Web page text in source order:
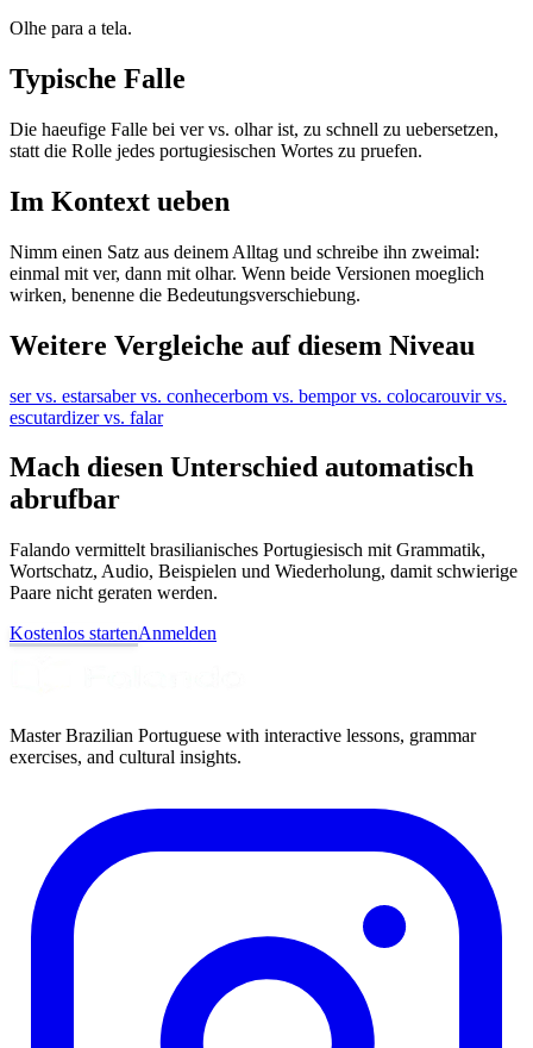
Olhe para a tela.
Typische Falle
Die haeufige Falle bei ver vs. olhar ist, zu schnell zu uebersetzen,
statt die Rolle jedes portugiesischen Wortes zu pruefen.
Im Kontext ueben
Nimm einen Satz aus deinem Alltag und schreibe ihn zweimal:
einmal mit ver, dann mit olhar. Wenn beide Versionen moeglich
wirken, benenne die Bedeutungsverschiebung.
Weitere Vergleiche auf diesem Niveau
ser vs. estarsaber vs. conhecerbom vs. bempor vs. colocarouvir vs.
escutardizer vs. falar
Mach diesen Unterschied automatisch
abrufbar
Falando vermittelt brasilianisches Portugiesisch mit Grammatik,
Wortschatz, Audio, Beispielen und Wiederholung, damit schwierige
Paare nicht geraten werden.
Kostenlos startenAnmelden
Master Brazilian Portuguese with interactive lessons, grammar
exercises, and cultural insights.